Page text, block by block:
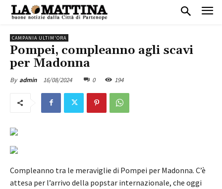
CAMPANIA ULTIM'ORA
Pompei, compleanno agli scavi
per Madonna
By admin 16/08/2024 0 194
Compleanno tra le meraviglie di Pompei per Madonna. C’è
attesa per l’arrivo della popstar internazionale, che oggi